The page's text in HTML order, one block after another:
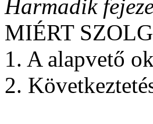
Harmadik
MIÉRT
1. A alapvető
2.